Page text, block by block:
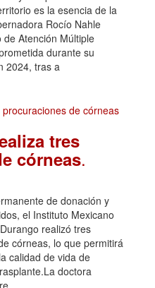
es la esencia de la
Rocío Nahle
Atención Múltiple
durante su
2024, tras a
tres
córneas.
de donación y
el Instituto Mexicano
realizó tres
córneas, lo que permitirá
calidad de vida de
doctora